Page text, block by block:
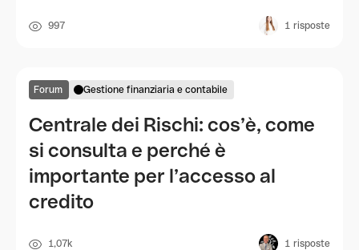
997 1 risposte
Forum Gestione finanziaria e contabile
Centrale dei Rischi: cos’è, come
si consulta e perché è
importante per l’accesso al
credito
1,07k 1 risposte